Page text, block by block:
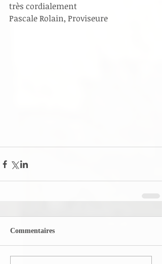
très cordialement
Pascale Rolain, Proviseure
Commentaires